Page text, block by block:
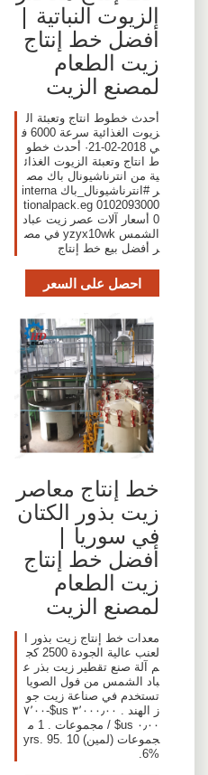
الزيوت النباتية |
أفضل خط إنتاج
زيت الطعام
لمصنع الزيت
أحدث خطوط انتاج وتعبئة ال
زيوت الغذائية سرعة 6000 ف
ي 2018-02-21· أحدث خطو
ط انتاج وتعبئة الزيوت الغذائ
ية من انترناشيونال باك مص
ر #انترناشيونال_باك interna
tionalpack.eg 0102093000
0 أسعار آلات عصر زيت عباد
الشمس yzyx10wk في مص
ر أفضل بيع خط إنتاج
احصل على السعر
خط إنتاج معاصر
زيت بذور الكتان
في سوريا |
أفضل خط إنتاج
زيت الطعام
لمصنع الزيت
معدات خط إنتاج زيت بذور ا
لعنب عالية الجودة 2500 كج
م آلة صنع تقطير زيت بذر ع
باد الشمس من فول الصويا
تستخدم في صناعة زيت جو
ز الهند . ٣٬٠٠٠٫٠٠ us$-٧٬٠٠
٠٫٠٠ us$ / مجموعات . 1 م
جموعات (لمين) 10 yrs. 95.
6%.